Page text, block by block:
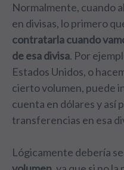
Normalmente, cuando
en divisas, lo primero
contratarla cuando
de esa divisa. Por
Estados Unidos, o
cierto volumen, puede
cuenta en dólares y así
transferencias en esa
Lógicamente debería